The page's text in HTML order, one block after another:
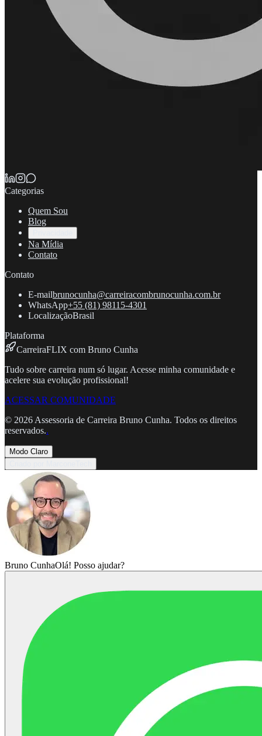
Categorias
Quem Sou
Blog
Na Mídia
Contato
Contato
E-mailbrunocunha@carreiracombrunocunha.com.br
WhatsApp+55 (81) 98115-4301
LocalizaçãoBrasil
Plataforma
CarreiraFLIX com Bruno Cunha
Tudo sobre carreira num só lugar. Acesse minha comunidade e
acelere sua evolução profissional!
ACESSAR COMUNIDADE
© 2026 Assessoria de Carreira Bruno Cunha. Todos os direitos
reservados..
Modo Claro
Bruno CunhaOlá! Posso ajudar?